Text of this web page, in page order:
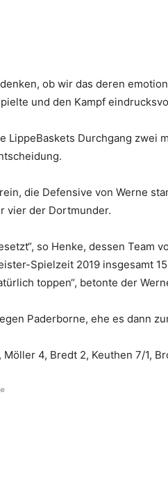
ob wir das deren
und den Kampf
Durchgang zwei
die Defensive von Werne
vier der Dortmunder.
so Henke, dessen Team
Spielzeit 2019 insgesamt
toppen“, betonte der
Paderborne, ehe es dann
4, Bredt 2, Keuthen 7/1,